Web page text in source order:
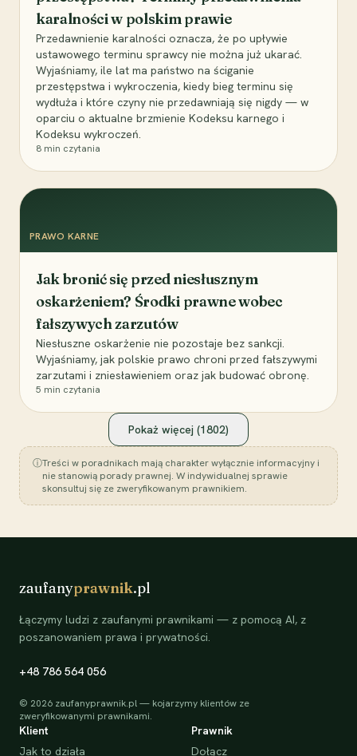
karalności w polskim prawie
Przedawnienie karalności oznacza, że po upływie
ustawowego terminu sprawcy nie można już ukarać.
Wyjaśniamy, ile lat ma państwo na ściganie
przestępstwa i wykroczenia, kiedy bieg terminu się
wydłuża i które czyny nie przedawniają się nigdy — w
oparciu o aktualne brzmienie Kodeksu karnego i
Kodeksu wykroczeń.
8 min czytania
PRAWO KARNE
Jak bronić się przed niesłusznym
oskarżeniem? Środki prawne wobec
fałszywych zarzutów
Niesłuszne oskarżenie nie pozostaje bez sankcji.
Wyjaśniamy, jak polskie prawo chroni przed fałszywymi
zarzutami i zniesławieniem oraz jak budować obronę.
5 min czytania
Pokaż więcej (1802)
ⓘTreści w poradnikach mają charakter wyłącznie informacyjny i
nie stanowią porady prawnej. W indywidualnej sprawie
skonsultuj się ze zweryfikowanym prawnikiem.
zaufanyprawnik.pl
Łączymy ludzi z zaufanymi prawnikami — z pomocą AI, z
poszanowaniem prawa i prywatności.
+48 786 564 056
© 2026 zaufanyprawnik.pl — kojarzymy klientów ze
zweryfikowanymi prawnikami.
Klient
Jak to działa
Prawnik
Dołącz